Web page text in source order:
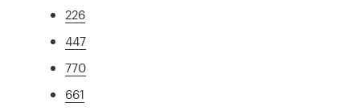
226
447
770
661